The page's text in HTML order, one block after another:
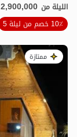
الليلة من 2,900,000
10٪ خصم من ليلة 5
ممتازة